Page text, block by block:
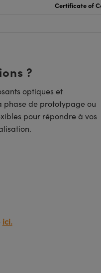
Certificate of
?
optiques et
phase de prototypage ou
pour répondre à vos
ici.